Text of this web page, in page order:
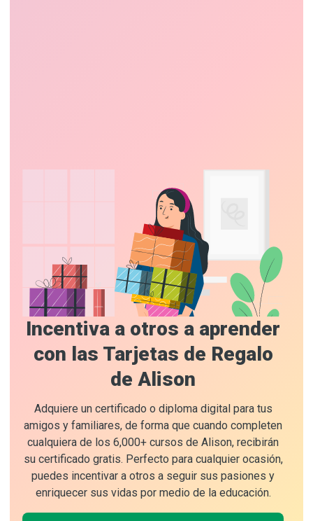
Incentiva a otros a aprender
con las Tarjetas de Regalo
de Alison
Adquiere un certificado o diploma digital para tus
amigos y familiares, de forma que cuando completen
cualquiera de los 6,000+ cursos de Alison, recibirán
su certificado gratis. Perfecto para cualquier ocasión,
puedes incentivar a otros a seguir sus pasiones y
enriquecer sus vidas por medio de la educación.